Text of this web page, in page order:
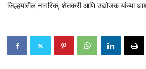
जिल्हयातील नागरिक, शेतकरी आणि उद्योजक यांच्या